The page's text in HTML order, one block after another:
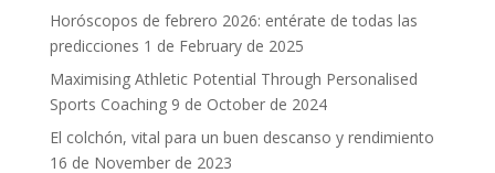
Horóscopos de febrero 2026: entérate de todas las
predicciones 1 de February de 2025
Maximising Athletic Potential Through Personalised
Sports Coaching 9 de October de 2024
El colchón, vital para un buen descanso y rendimiento
16 de November de 2023